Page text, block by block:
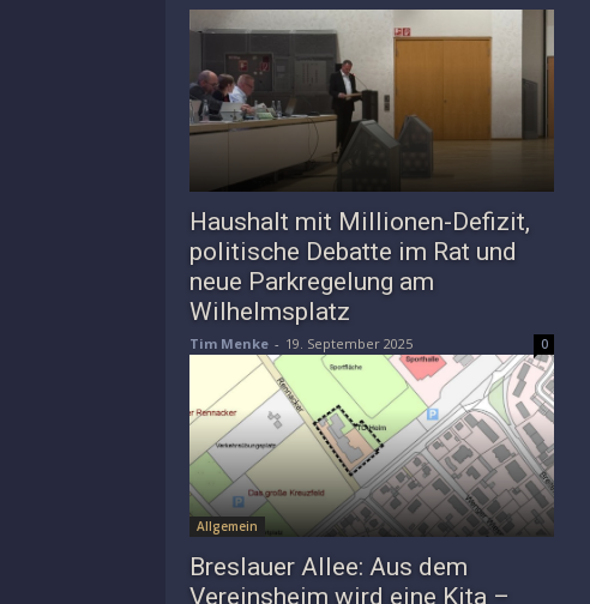
Haushalt mit Millionen-Defizit,
politische Debatte im Rat und
neue Parkregelung am
Wilhelmsplatz
Tim Menke - 19. September 2025 0
Allgemein
Breslauer Allee: Aus dem
Vereinsheim wird eine Kita –